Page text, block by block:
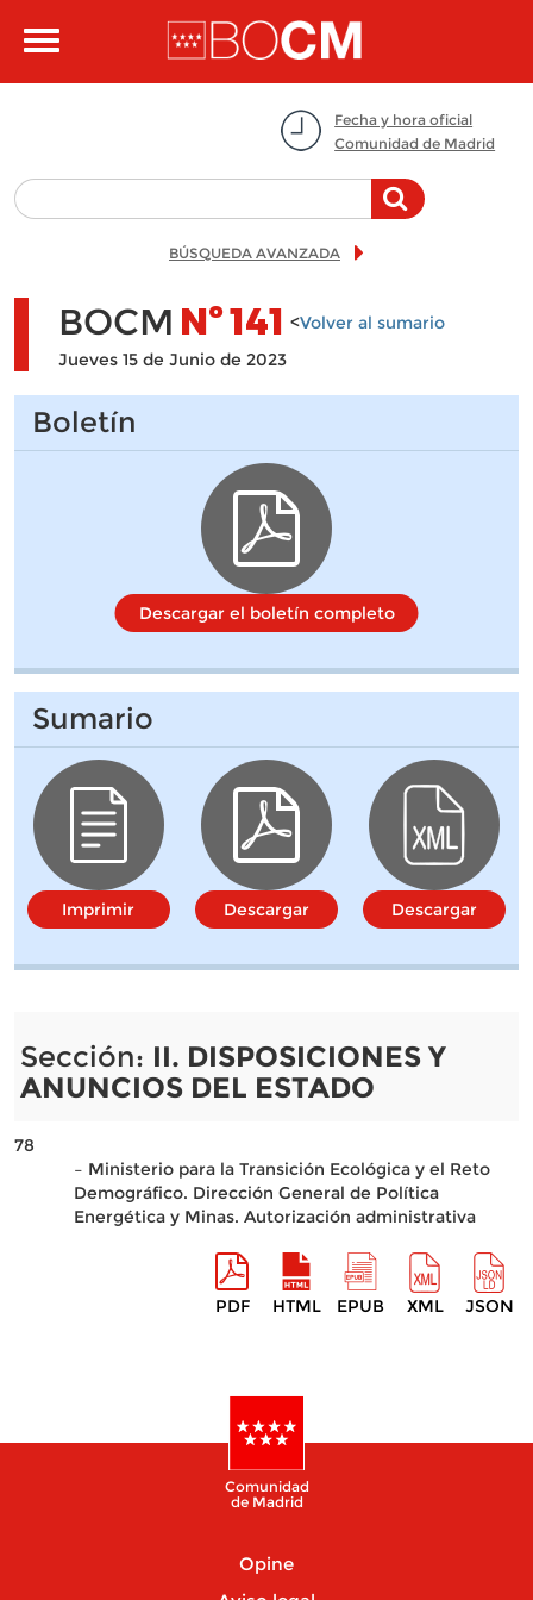
Toggle
Fecha y hora oficial
Comunidad de Madrid
BÚSQUEDA AVANZADA
BOCM Nº141 <Volver al sumario
Jueves 15 de Junio de 2023
Boletín
Descargar el boletín completo
Sumario
Imprimir Descargar Descargar
Sección: II. DISPOSICIONES Y
ANUNCIOS DEL ESTADO
78
– Ministerio para la Transición Ecológica y el Reto
Demográfico. Dirección General de Política
Energética y Minas. Autorización administrativa
PDF HTML EPUB XML JSON
Comunidad
de Madrid
Opine